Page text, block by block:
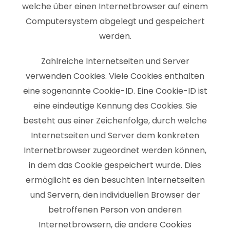
welche über einen Internetbrowser auf einem
Computersystem abgelegt und gespeichert
werden.
Zahlreiche Internetseiten und Server
verwenden Cookies. Viele Cookies enthalten
eine sogenannte Cookie-ID. Eine Cookie-ID ist
eine eindeutige Kennung des Cookies. Sie
besteht aus einer Zeichenfolge, durch welche
Internetseiten und Server dem konkreten
Internetbrowser zugeordnet werden können,
in dem das Cookie gespeichert wurde. Dies
ermöglicht es den besuchten Internetseiten
und Servern, den individuellen Browser der
betroffenen Person von anderen
Internetbrowsern, die andere Cookies